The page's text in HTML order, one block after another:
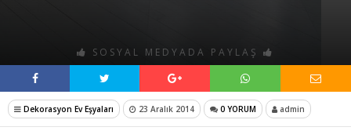
SOSYAL MEDYADA PAYLAŞ
Dekorasyon Ev Eşyaları 23 Aralık 2014 0 YORUM admin